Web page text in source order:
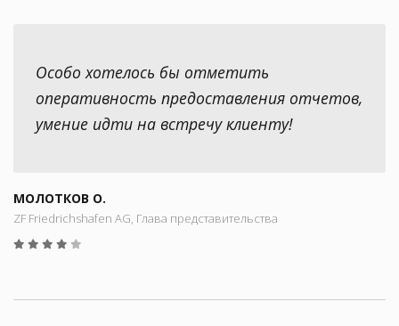
Особо хотелось бы отметить
оперативность предоставления отчетов,
умение идти на встречу клиенту!
МОЛОТКОВ О.
ZF Friedrichshafen AG, Глава представительства